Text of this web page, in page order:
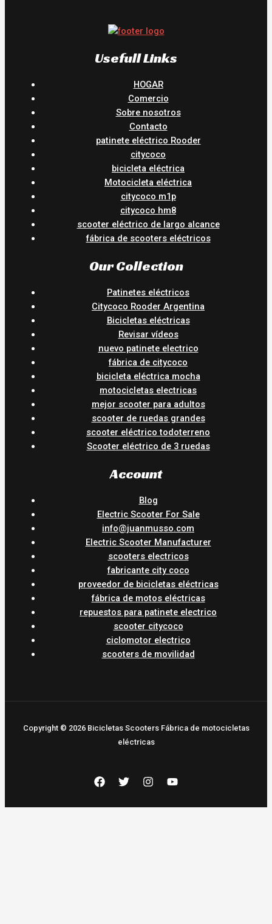
Usefull Links
HOGAR
Comercio
Sobre nosotros
Contacto
patinete eléctrico Rooder
citycoco
bicicleta eléctrica
Motocicleta eléctrica
citycoco m1p
citycoco hm8
scooter eléctrico de largo alcance
fábrica de scooters eléctricos
Our Collection
Patinetes eléctricos
Citycoco Rooder Argentina
Bicicletas eléctricas
Revisar vídeos
nuevo patinete electrico
fábrica de citycoco
bicicleta eléctrica mocha
motocicletas electricas
mejor scooter para adultos
scooter de ruedas grandes
scooter eléctrico todoterreno
Scooter eléctrico de 3 ruedas
Account
Blog
Electric Scooter For Sale
info@juanmusso.com
Electric Scooter Manufacturer
scooters electricos
fabricante city coco
proveedor de bicicletas eléctricas
fábrica de motos eléctricas
repuestos para patinete electrico
scooter citycoco
ciclomotor electrico
scooters de movilidad
Copyright © 2026 Bicicletas Scooters Fábrica de motocicletas
eléctricas